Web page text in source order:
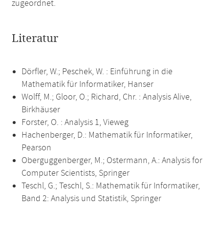
zugeordnet.
Literatur
Dörfler, W.; Peschek, W. : Einführung in die
Mathematik für Informatiker, Hanser
Wolff, M.; Gloor, O.; Richard, Chr. : Analysis Alive,
Birkhäuser
Forster, O. : Analysis 1, Vieweg
Hachenberger, D.: Mathematik für Informatiker,
Pearson
Oberguggenberger, M.; Ostermann, A.: Analysis for
Computer Scientists, Springer
Teschl, G.; Teschl, S.: Mathematik für Informatiker,
Band 2: Analysis und Statistik, Springer